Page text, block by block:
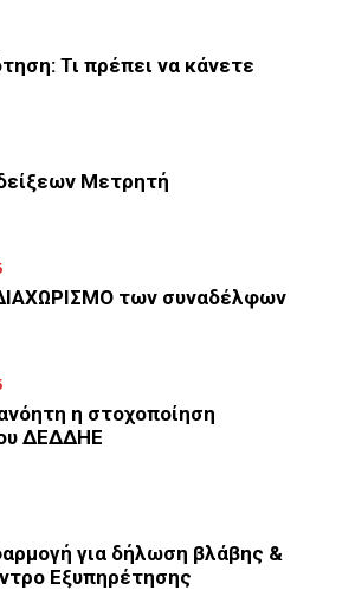
Τι πρέπει να κάνετε
Μετρητή
των συναδέλφων
η στοχοποίηση
ΔΕΔΔΗΕ
για δήλωση βλάβης &
Εξυπηρέτησης